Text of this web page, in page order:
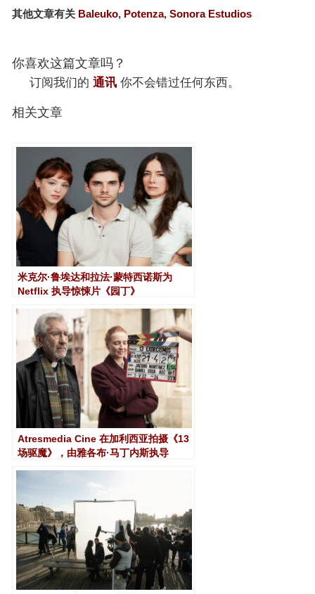
其他文章有关 Baleuko, Potenza, Sonora Estudios
你喜欢这篇文章吗？
订阅我们的 通讯 你不会错过任何东西。
相关文章
米克尔·鲁埃达和拉法·蒙特西诺斯为
Netflix 执导惊悚片《园丁》
Atresmedia Cine 在加利西亚拍摄《13
场驱魔》，由雅各布·马丁内斯执导